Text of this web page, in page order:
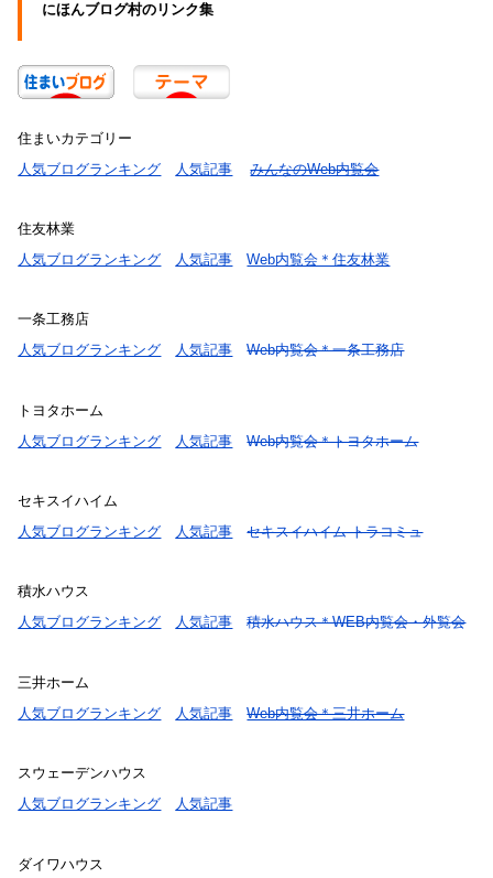
にほんブログ村のリンク集
住まいカテゴリー
人気ブログランキング
人気記事 みんなのWeb内覧会
住友林業
人気ブログランキング
人気記事 Web内覧会＊住友林業
一条工務店
人気ブログランキング
人気記事 Web内覧会＊一条工務店
トヨタホーム
人気ブログランキング
人気記事 Web内覧会＊トヨタホーム
セキスイハイム
人気ブログランキング
人気記事 セキスイハイム-トラコミュ
積水ハウス
人気ブログランキング
人気記事 積水ハウス＊WEB内覧会・外覧会
三井ホーム
人気ブログランキング
人気記事 Web内覧会＊三井ホーム
スウェーデンハウス
人気ブログランキング
人気記事
ダイワハウス